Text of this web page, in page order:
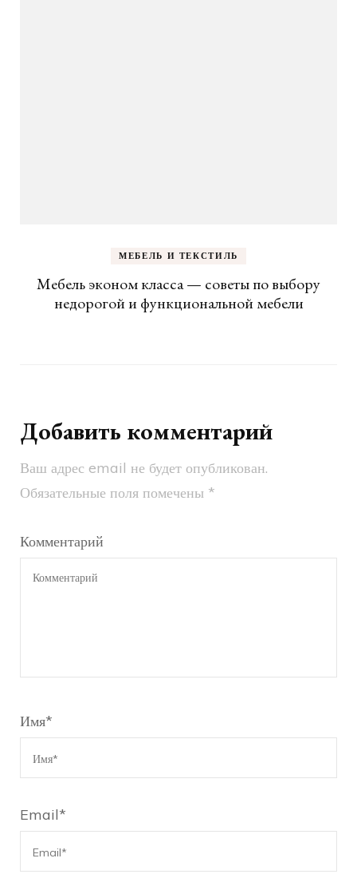
МЕБЕЛЬ И ТЕКСТИЛЬ
Мебель эконом класса — советы по выбору
недорогой и функциональной мебели
Добавить комментарий
Ваш адрес email не будет опубликован.
Обязательные поля помечены *
Комментарий
Имя*
Email*